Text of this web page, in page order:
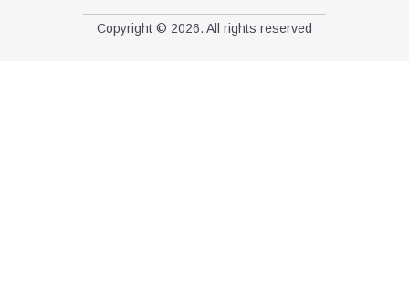
Copyright © 2026. All rights reserved